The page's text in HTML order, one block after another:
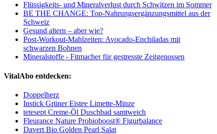
Flüssigkeits- und Mineralverlust durch Schwitzen im Sommer
BE THE CHANGE: Top-Nahrungsergänzungsmittel aus der
Schweiz
Gesund altern – aber wie?
Post-Workout-Mahlzeiten: Avocado-Enchiladas mit
schwarzen Bohnen
Mineralstoffe - Fitmacher für gestresste Zeitgenossen
VitalAbo entdecken:
Doppelherz
Instick Grüner Eistee Limette-Minze
tetesept Creme-Öl Duschbad samtweich
Fleurance Nature Probioboost® Figurbalance
Davert Bio Golden Pearl Salat